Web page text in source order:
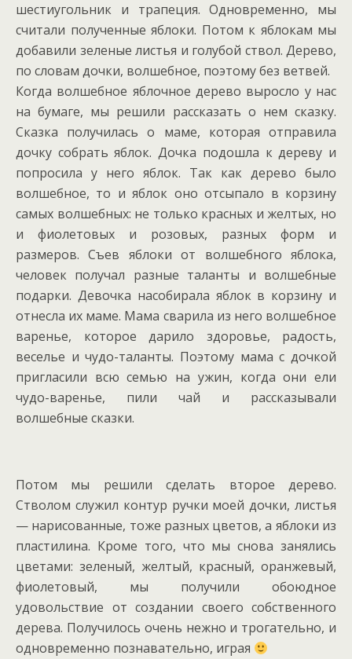
шестиугольник и трапеция. Одновременно, мы
считали полученные яблоки. Потом к яблокам мы
добавили зеленые листья и голубой ствол. Дерево,
по словам дочки, волшебное, поэтому без ветвей.
Когда волшебное яблочное дерево выросло у нас
на бумаге, мы решили рассказать о нем сказку.
Сказка получилась о маме, которая отправила
дочку собрать яблок. Дочка подошла к дереву и
попросила у него яблок. Так как дерево было
волшебное, то и яблок оно отсыпало в корзину
самых волшебных: не только красных и желтых, но
и фиолетовых и розовых, разных форм и
размеров. Съев яблоки от волшебного яблока,
человек получал разные таланты и волшебные
подарки. Девочка насобирала яблок в корзину и
отнесла их маме. Мама сварила из него волшебное
варенье, которое дарило здоровье, радость,
веселье и чудо-таланты. Поэтому мама с дочкой
пригласили всю семью на ужин, когда они ели
чудо-варенье, пили чай и рассказывали
волшебные сказки.
Потом мы решили сделать второе дерево.
Стволом служил контур ручки моей дочки, листья
— нарисованные, тоже разных цветов, а яблоки из
пластилина. Кроме того, что мы снова занялись
цветами: зеленый, желтый, красный, оранжевый,
фиолетовый, мы получили обоюдное
удовольствие от создании своего собственного
дерева. Получилось очень нежно и трогательно, и
одновременно познавательно, играя